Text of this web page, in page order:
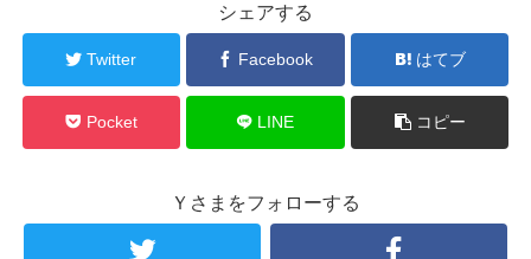
シェアする
Twitter Facebook はてブ
Pocket LINE コピー
Ｙさまをフォローする